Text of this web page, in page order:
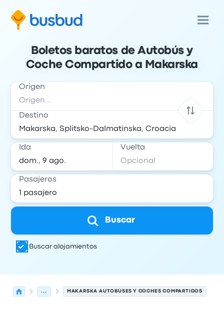
Boletos baratos de Autobús y
Coche Compartido a Makarska
Origen
Destino
Ida Vuelta
Pasajeros
Buscar
Buscar alojamientos
... MAKARSKA AUTOBUSES Y COCHES COMPARTIDOS